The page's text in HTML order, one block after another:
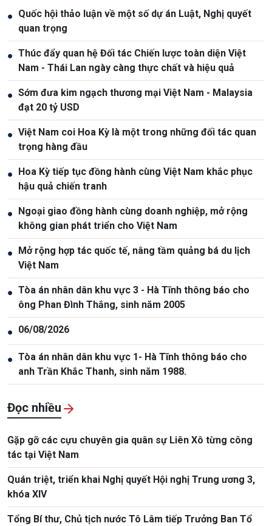
● Quốc hội thảo luận về một số dự án Luật, Nghị quyết
quan trọng
● Thúc đẩy quan hệ Đối tác Chiến lược toàn diện Việt
Nam - Thái Lan ngày càng thực chất và hiệu quả
● Sớm đưa kim ngạch thương mại Việt Nam - Malaysia
đạt 20 tỷ USD
● Việt Nam coi Hoa Kỳ là một trong những đối tác quan
trọng hàng đầu
●
Hoa Kỳ tiếp tục đồng hành cùng Việt Nam khắc phục
hậu quả chiến tranh
●
Ngoại giao đồng hành cùng doanh nghiệp, mở rộng
không gian phát triển cho Việt Nam
●
Mở rộng hợp tác quốc tế, nâng tầm quảng bá du lịch
Việt Nam
● Tòa án nhân dân khu vực 3 - Hà Tĩnh thông báo cho
ông Phan Đình Thắng, sinh năm 2005
● 06/08/2026
● Tòa án nhân dân khu vực 1- Hà Tĩnh thông báo cho
anh Trần Khắc Thanh, sinh năm 1988.
Đọc nhiều
Gặp gỡ các cựu chuyên gia quân sự Liên Xô từng công
tác tại Việt Nam
Quán triệt, triển khai Nghị quyết Hội nghị Trung ương 3,
khóa XIV
Tổng Bí thư, Chủ tịch nước Tô Lâm tiếp Trưởng Ban Tổ